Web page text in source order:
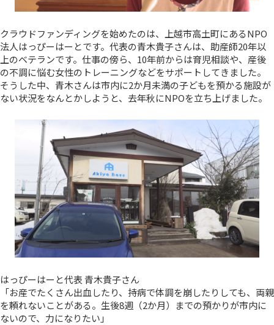
クラウドファンディングを始めたのは、上越市高土町にあるNPO
法人はっぴーはーとです。代表の青木貴子さんは、助産師20年以
上のベテランです。仕事の傍ら、10年前からは育児相談や、産後
の不調に悩む女性のトレーニングなどをサポートしてきました。
そうした中、青木さんは市内に2か月未満の子どもを預かる施設が
ない状況をなんとかしようと、去年秋にNPOを立ち上げました。
はっぴーはーと代表 青木貴子さん
「お産でたくさん出血したり、持病で体調を崩したりしても、両親
を頼れないことがある。生後8週（2か月）までの預かりが市内に
ないので、力になりたい」